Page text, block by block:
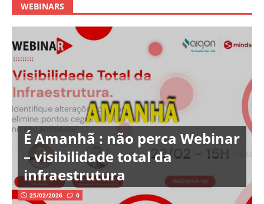
WEBINARS
É Amanhã : não perca Webinar
– visibilidade total da
infraestrutura
25/02/2026 0